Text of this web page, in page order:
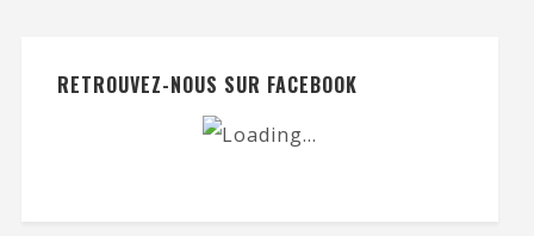
RETROUVEZ-NOUS SUR FACEBOOK